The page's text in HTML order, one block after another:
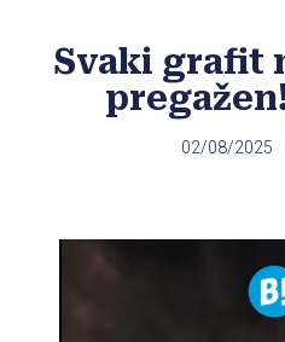
Svaki grafit
02/08/2025